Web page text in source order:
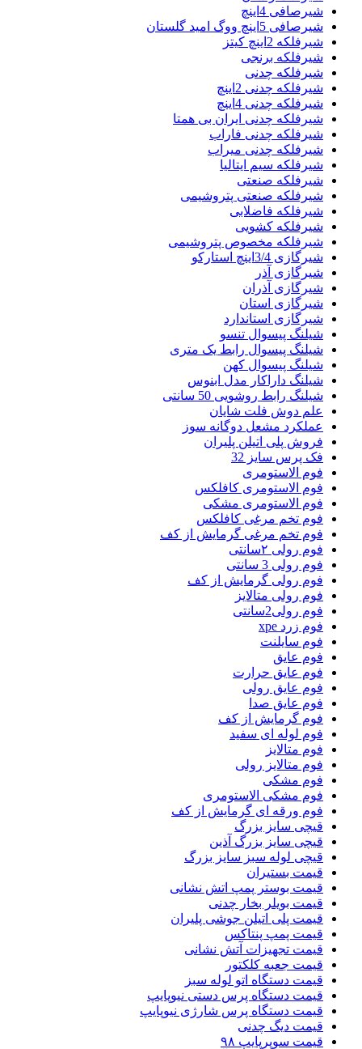
شیرصافی 4اینچ
شیرصافی 5اینچ ووگ امید گلستان
شیرفلکه 2اینچ کیتز
شیرفلکه برنجی
شیرفلکه چدنی
شیرفلکه چدنی 2اینچ
شیرفلکه چدنی 4اینچ
شیرفلکه چدنی ایران بی همتا
شیرفلکه چدنی فاراب
شیرفلکه چدنی میراب
شیرفلکه سیم ایتالیا
شیرفلکه صنعتی
شیرفلکه صنعتی پتروشیمی
شیرفلکه فاضلابی
شیرفلکه کشویی
شیرفلکه مخصوص پتروشیمی
شیرگازی 3/4اینچ استارکو
شیرگازی آذر
شیرگازی آذران
شیرگازی استان
شیرگازی استاندارد
شیلنگ پیسوال تنسو
شیلنگ پیسوال رابط یک متری
شیلنگ پیسوال کهن
شیلنگ داراکار مدل ابنوس
شیلنگ رابط روشویی 50 سانتی
علم دوش فلت شایان
عملکرد مشعل دوگانه سوز
فروش پلی اتیلن پلیران
فک پرس سایز 32
فوم الاستومری
فوم الاستومری کافلکس
فوم الاستومری مشکی
فوم تخم مرغی کافلکس
فوم تخم مرغی گرمایش از کف
فوم رولی ۲سانتی
فوم رولی 3 سانتی
فوم رولی گرمایش از کف
فوم رولی متالایز
فوم رولی2سانتی
فوم زرد xpe
فوم سایلنت
فوم عایق
فوم عایق حرارت
فوم عایق رولی
فوم عایق صدا
فوم گرمایش از کف
فوم لوله ای سفید
فوم متالایز
فوم متالایز رولی
فوم مشکی
فوم مشکی الاستومری
فوم ورقه ای گرمایش از کف
قیچی سایز بزرگ
قیچی سایز بزرگ آذین
قیچی لوله سبز سایز بزرگ
قیمت بستیران
قیمت بوستر پمپ اتش نشانی
قیمت بویلر بخار چدنی
قیمت پلی اتیلن جوشی پلیران
قیمت پمپ پنتاکس
قیمت تجهیزات آتش نشانی
قیمت جعبه کلکتور
قیمت دستگاه اتو لوله سبز
قیمت دستگاه پرس دستی نیوپایپ
قیمت دستگاه پرس شارژی نیوپایپ
قیمت دیگ چدنی
قیمت سوپرپایپ ۹۸